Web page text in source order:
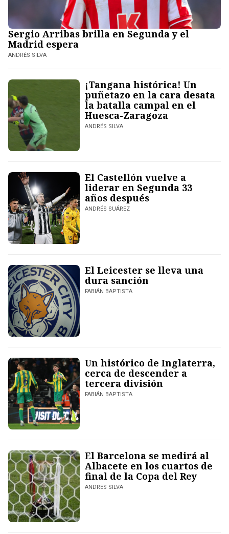
Sergio Arribas brilla en Segunda y el
Madrid espera
ANDRÉS SILVA
¡Tangana histórica! Un
puñetazo en la cara desata
la batalla campal en el
Huesca-Zaragoza
ANDRÉS SILVA
El Castellón vuelve a
liderar en Segunda 33
años después
ANDRÉS SUÁREZ
El Leicester se lleva una
dura sanción
FABIÁN BAPTISTA
Un histórico de Inglaterra,
cerca de descender a
tercera división
FABIÁN BAPTISTA
El Barcelona se medirá al
Albacete en los cuartos de
final de la Copa del Rey
ANDRÉS SILVA